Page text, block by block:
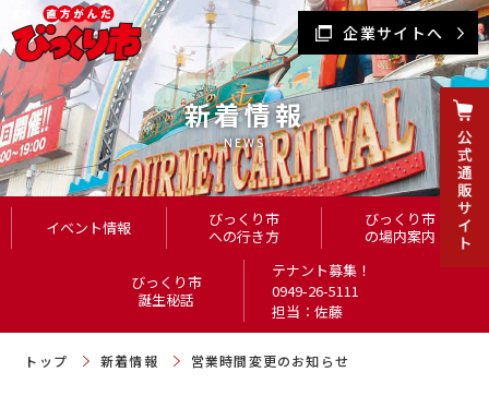
企業サイトへ
新着情報
NEWS
イベント情報
びっくり市
への行き方
びっくり市
の場内案内
びっくり市
誕生秘話
テナント募集！
0949-26-5111
担当：佐藤
トップ 新着情報 営業時間変更のお知らせ